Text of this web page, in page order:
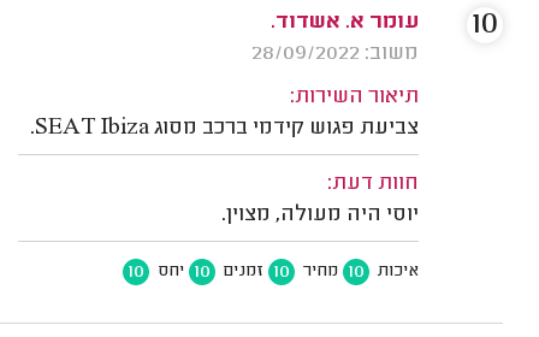
עומר א. אשדוד.
משוב: 28/09/2022
תיאור השירות:
צביעת פגוש קידמי ברכב מסוג SEAT Ibiza.
חוות דעת:
יוסי היה מעולה, מצוין.
איכות 10 מחיר 10 זמנים 10 יחס 10
10